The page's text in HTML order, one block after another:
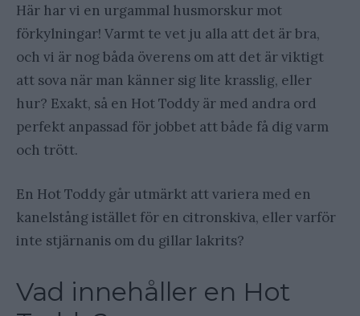
Här har vi en urgammal husmorskur mot
förkylningar! Varmt te vet ju alla att det är bra,
och vi är nog båda överens om att det är viktigt
att sova när man känner sig lite krasslig, eller
hur? Exakt, så en Hot Toddy är med andra ord
perfekt anpassad för jobbet att både få dig varm
och trött.
En Hot Toddy går utmärkt att variera med en
kanelstång istället för en citronskiva, eller varför
inte stjärnanis om du gillar lakrits?
Vad innehåller en Hot